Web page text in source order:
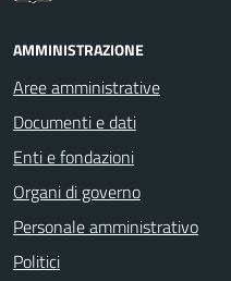
AMMINISTRAZIONE
Aree amministrative
Documenti e dati
Enti e fondazioni
Organi di governo
Personale amministrativo
Politici